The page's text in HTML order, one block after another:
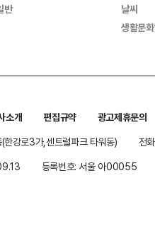
반
날씨
생활문
소개 편집규약
광고제휴문의
강로3가,센트럴파크 타워동)
전
등록번호: 서울 아00055